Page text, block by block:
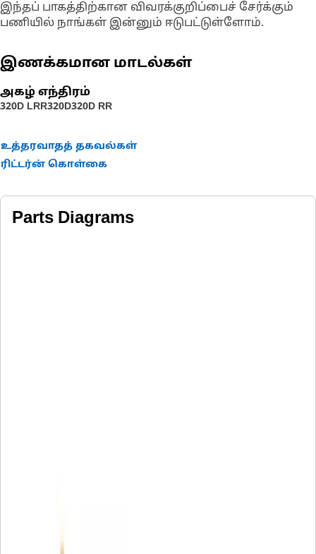
இந்தப் பாகத்திற்கான விவரக்குறிப்பைச் சேர்க்கும்
பணியில் நாங்கள் இன்னும் ஈடுபட்டுள்ளோம்.
இணக்கமான மாடல்கள்
அகழ் எந்திரம்
320D LRR320D320D RR
உத்தரவாதத் தகவல்கள்
ரிட்டர்ன் கொள்கை
Parts Diagrams